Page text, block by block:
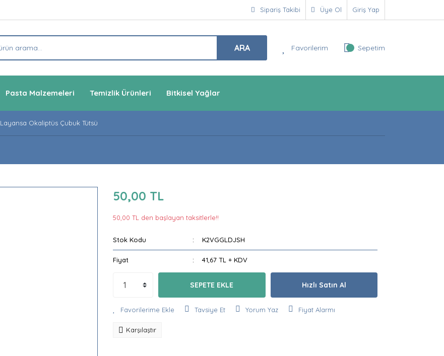
Sipariş Takibi Üye Ol Giriş Yap
ARA Favorilerim Sepetim
Pasta Malzemeleri Temizlik Ürünleri Bitkisel Yağlar
Layansa Okaliptüs Çubuk Tütsü
50,00 TL
50,00 TL den başlayan taksitlerle!!
Stok Kodu K2VGGLDJSH
Fiyat 41,67 TL + KDV
SEPETE EKLE Hızlı Satın Al
Tavsiye Et Yorum Yaz Fiyat Alarmı
Karşılaştır